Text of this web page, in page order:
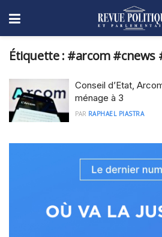
Étiquette : #arcom #cnews
Conseil d’Etat,
ménage à 3
PAR RAPHAEL PIASTRA